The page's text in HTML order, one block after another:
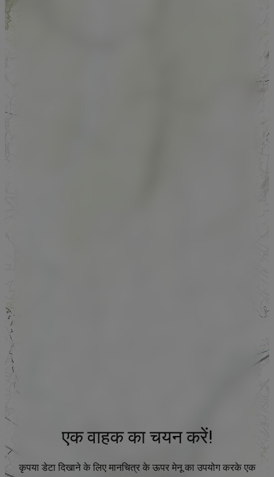
एक वाहक का चयन करें!
कृपया डेटा दिखाने के लिए मानचित्र के ऊपर मेनू का उपयोग करके एक